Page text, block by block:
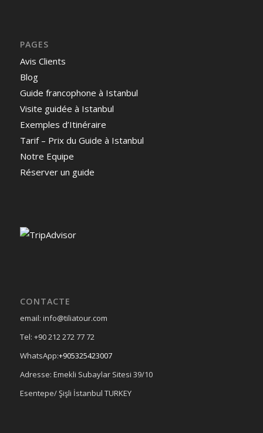
PAGES
Avis Clients
Blog
Guide francophone à Istanbul
Visite guidée à Istanbul
Exemples d’Itinéraire
Tarif – Prix du Guide à Istanbul
Notre Equipe
Réserver un guide
CONTACTE
email: info@tiliatour.com
Tel: +90 212 272 77 72
WhatsApp:+905325423007
Adresse: Emekli Subaylar Sitesi 39/10
Esentepe/ Şişli İstanbul TURKEY